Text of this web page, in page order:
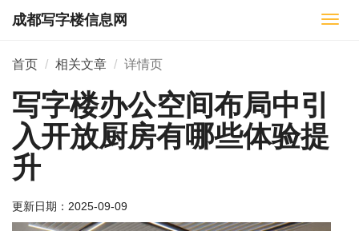
切
成都写字楼信息网
首页 相关文章 详情页
写字楼办公空间布局中引
入开放厨房有哪些体验提
升
更新日期： 2025-09-09